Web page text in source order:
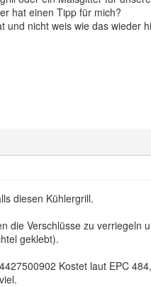
hat einen Tipp für mich?
und nicht weis wie das wieder
diesen Kühlergrill.
die Verschlüsse zu verriegeln
geklebt).
Kostet laut EPC